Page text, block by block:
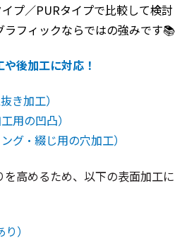
プ／PURタイプで比較して検討
ラフィックならではの強みです📚
や後加工に対応！
き加工）
用の凹凸）
グ・綴じ用の穴加工）
を高めるため、以下の表面加工に
）